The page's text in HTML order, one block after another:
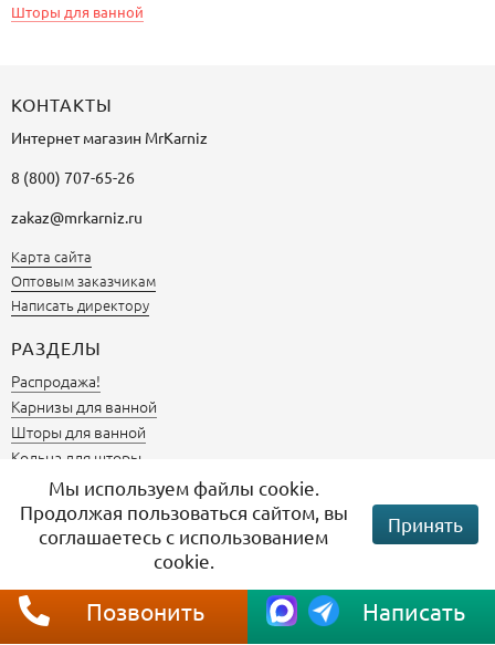
Шторы для ванной
КОНТАКТЫ
Интернет магазин MrKarniz
8 (800) 707-65-26
zakaz@mrkarniz.ru
Карта сайта
Оптовым заказчикам
Написать директору
РАЗДЕЛЫ
Распродажа!
Карнизы для ванной
Шторы для ванной
Кольца для шторы
Аксессуары для ванной комнаты
СОЦСЕТИ
Мы получаем и обрабатываем персональные данные
Позвонить Написать
Мы используем файлы cookie.
Продолжая пользоваться сайтом, вы
соглашаетесь с использованием
cookie.
Принять